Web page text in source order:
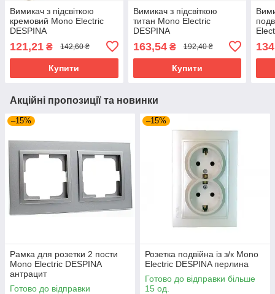
Вимикач з підсвіткою
кремовий Mono Electric
DESPINA
121,21 ₴ 142,60 ₴
Купити
Вимикач з підсвіткою
титан Mono Electric
DESPINA
163,54₴ 192,40 ₴
Купити
Акційні пропозиції та новинки
–15%
Рамка для розетки 2 пости
Mono Electric DESPINA
антрацит
Готово до відправки
–15%
Розетка подвійна із з/к Mono
Electric DESPINA перлина
Готово до відправки більше
15 од.